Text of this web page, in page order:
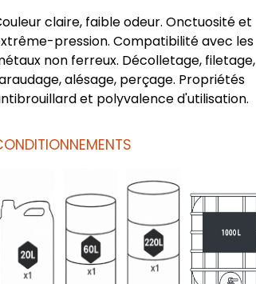
claire, faible odeur. Onctuosité et
pression. Compatibilité avec les
non ferreux. Décolletage, filetage,
alésage, perçage. Propriétés
et polyvalence d'utilisation.